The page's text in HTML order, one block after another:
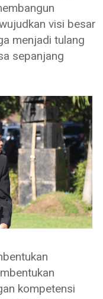
visi besar
menjadi tulang
sepanjang
kompetensi